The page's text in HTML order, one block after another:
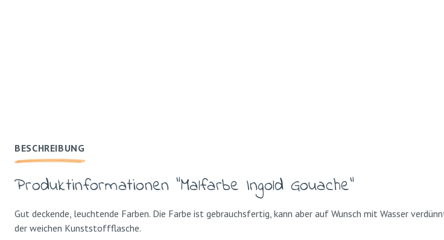
BESCHREIBUNG
Produktinformationen "Malfarbe Ingold Gouache"
Gut deckende, leuchtende Farben. Die Farbe ist gebrauchsfertig, kann aber auf Wunsch mit Wasser
der weichen Kunststoffflasche.